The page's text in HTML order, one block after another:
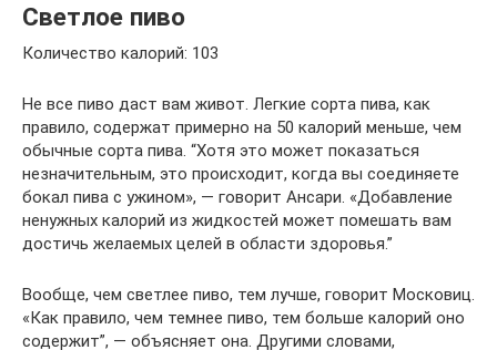
Светлое пиво
Количество калорий: 103
Не все пиво даст вам живот. Легкие сорта пива, как
правило, содержат примерно на 50 калорий меньше, чем
обычные сорта пива. “Хотя это может показаться
незначительным, это происходит, когда вы соединяете
бокал пива с ужином», — говорит Ансари. «Добавление
ненужных калорий из жидкостей может помешать вам
достичь желаемых целей в области здоровья.”
Вообще, чем светлее пиво, тем лучше, говорит Московиц.
«Как правило, чем темнее пиво, тем больше калорий оно
содержит”, — объясняет она. Другими словами,